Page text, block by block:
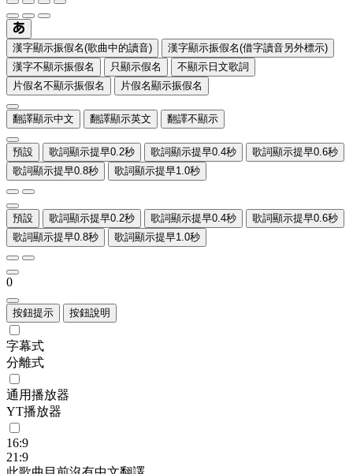
漢字顯示振假名(歌曲中的讀音)
漢字顯示振假名(借字讀音另外標示)
漢字不顯示振假名
只顯示假名
不顯示日文歌詞
片假名不顯示振假名
片假名顯示振假名
翻譯顯示中文 翻譯顯示英文 翻譯不顯示
預設 歌詞顯示提早0.2秒 歌詞顯示提早0.4秒
歌詞顯示提早0.6秒
歌詞顯示提早0.8秒
歌詞顯示提早1.0秒
預設 歌詞顯示提早0.2秒 歌詞顯示提早0.4秒
歌詞顯示提早0.6秒
歌詞顯示提早0.8秒
歌詞顯示提早1.0秒
0
按鈕提示 按鈕說明
字幕式
分離式
通用播放器
YT播放器
16:9
21:9